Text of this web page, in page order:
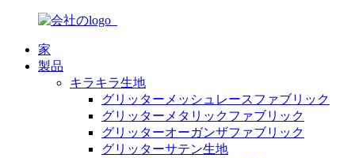
家
製品
キラキラ生地
グリッターメッシュレースファブリック
グリッターメタリックファブリック
グリッターオーガンザファブリック
グリッターサテン生地